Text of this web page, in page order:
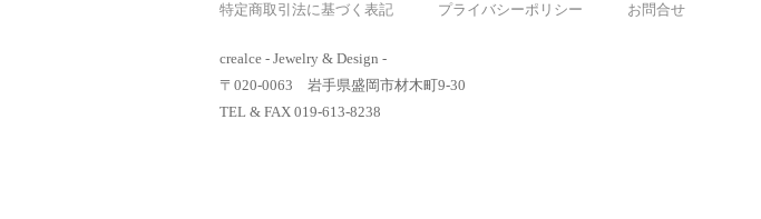
特定商取引法に基づく表記 プライバシーポリシー お問合せ
crealce - Jewelry & Design -
〒020-0063 岩手県盛岡市材木町9-30
TEL & FAX 019-613-8238